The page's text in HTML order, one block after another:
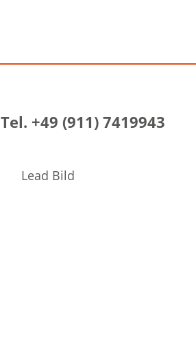
Tel. +49 (911) 7419943